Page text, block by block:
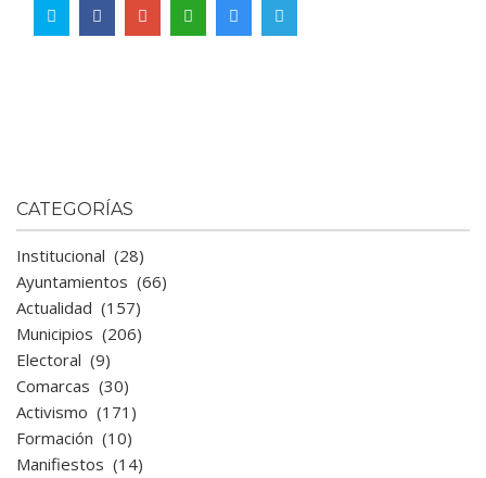
CATEGORÍAS
Institucional (28)
Ayuntamientos (66)
Actualidad (157)
Municipios (206)
Electoral (9)
Comarcas (30)
Activismo (171)
Formación (10)
Manifiestos (14)